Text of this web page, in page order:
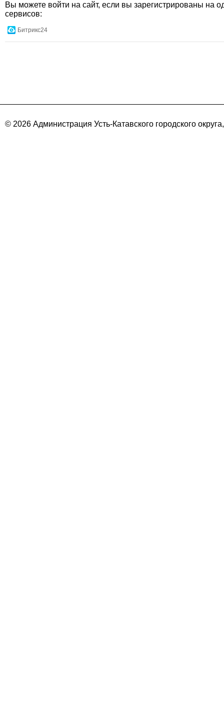
Вы можете войти на сайт, если вы зарегистрированы на
сервисов:
Битрикс24
© 2026 Администрация Усть-Катавского городского